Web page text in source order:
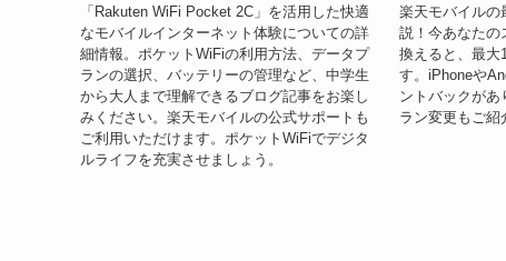
「Rakuten WiFi Pocket 2C」を活用した快適
なモバイルインターネット体験についての詳
細情報。ポケットWiFiの利用方法、データプ
ランの選択、バッテリーの管理など、中学生
から大人まで理解できるブログ記事をお楽し
みください。楽天モバイルの公式サポートも
ご利用いただけます。ポケットWiFiでデジタ
ルライフを充実させましょう。
楽天モバイルの
説！今あなたの
換えると、最大
す。iPhoneや
ントバックがあ
ラン変更もご紹